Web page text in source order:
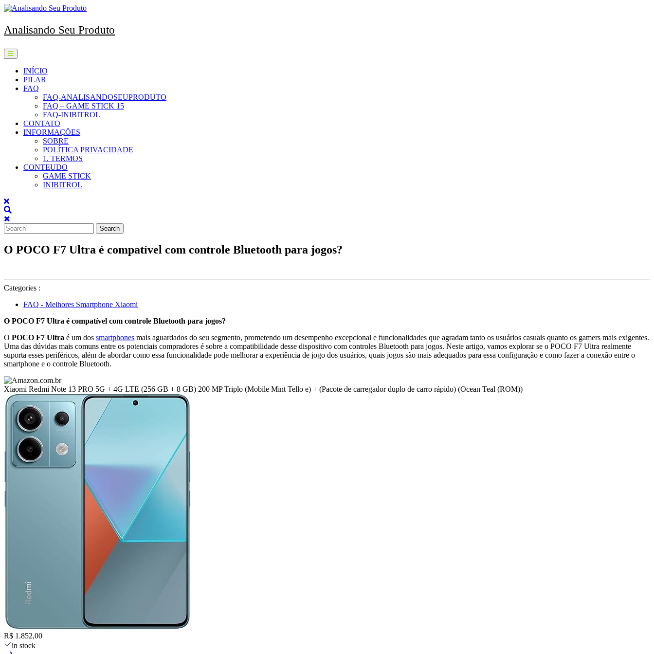
Skip
content
Analisando Seu Produto
Open
Menu
INÍCIO
PILAR
FAQ
FAQ-ANALISANDOSEUPRODUTO
FAQ – GAME STICK 15
FAQ-INIBITROL
CONTATO
INFORMAÇÕES
SOBRE
POLÍTICA PRIVACIDADE
1. TERMOS
CONTEUDO
GAME STICK
INIBITROL
Close
Menu
Search
for:
O POCO F7 Ultra é compatível com controle Bluetooth para jogos?
Categories :
FAQ - Melhores Smartphone Xiaomi
O POCO F7 Ultra é compatível com controle Bluetooth para jogos?
O POCO F7 Ultra é um dos smartphones mais aguardados do seu segmento, prometendo um desempenho excepcional e funcionalidades que agradam tanto os usuários casuais quanto os gamers mais exigentes.
Uma das dúvidas mais comuns entre os potenciais compradores é sobre a compatibilidade desse dispositivo com controles Bluetooth para jogos. Neste artigo, vamos explorar se o POCO F7 Ultra realmente
suporta esses periféricos, além de abordar como essa funcionalidade pode melhorar a experiência de jogo dos usuários, quais jogos são mais adequados para essa configuração e como fazer a conexão entre o
smartphone e o controle Bluetooth.
Xiaomi Redmi Note 13 PRO 5G + 4G LTE (256 GB + 8 GB) 200 MP Triplo (Mobile Mint Tello e) + (Pacote de carregador duplo de carro rápido) (Ocean Teal (ROM))
R$ 1.852,00
in stock